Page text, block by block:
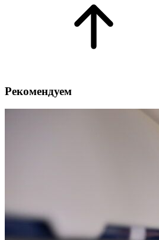
Рекомендуем